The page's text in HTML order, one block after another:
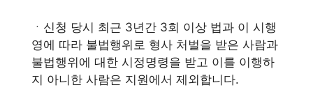
ㆍ신청 당시 최근 3년간 3회 이상 법과 이 시행
영에 따라 불법행위로 형사 처벌을 받은 사람과
불법행위에 대한 시정명령을 받고 이를 이행하
지 아니한 사람은 지원에서 제외합니다.